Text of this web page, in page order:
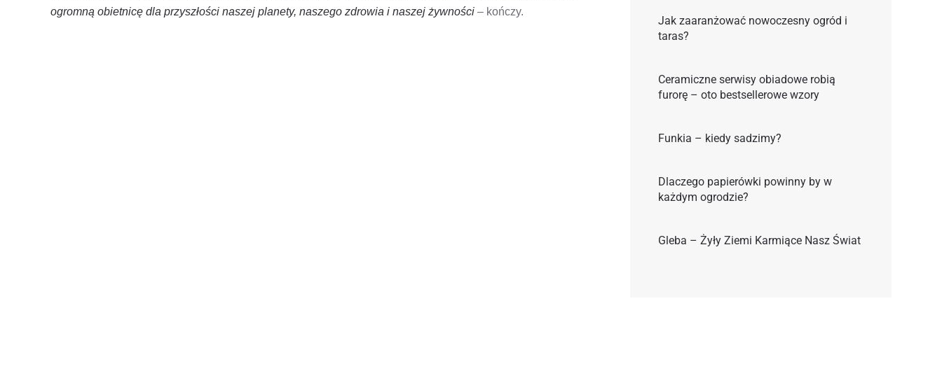
ogromną obietnicę dla przyszłości naszej planety, naszego zdrowia i naszej żywności – kończy.
Jak zaaranżować nowoczesny ogród i
taras?
Ceramiczne serwisy obiadowe robią
furorę – oto bestsellerowe wzory
Funkia – kiedy sadzimy?
Dlaczego papierówki powinny by w
każdym ogrodzie?
Gleba – Żyły Ziemi Karmiące Nasz Świat